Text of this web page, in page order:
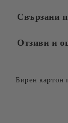
Свързани
Отзиви и
Бирен картон